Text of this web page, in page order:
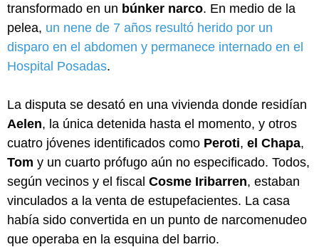
transformado en un búnker narco. En medio de la
pelea, un nene de 7 años resultó herido por un
disparo en el abdomen y permanece internado en el
Hospital Posadas.
La disputa se desató en una vivienda donde residían
Aelen, la única detenida hasta el momento, y otros
cuatro jóvenes identificados como Peroti, el Chapa,
Tom y un cuarto prófugo aún no especificado. Todos,
según vecinos y el fiscal Cosme Iribarren, estaban
vinculados a la venta de estupefacientes. La casa
había sido convertida en un punto de narcomenudeo
que operaba en la esquina del barrio.